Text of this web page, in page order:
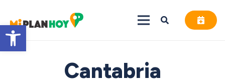
Abrir barra de herramientas
Cantabria